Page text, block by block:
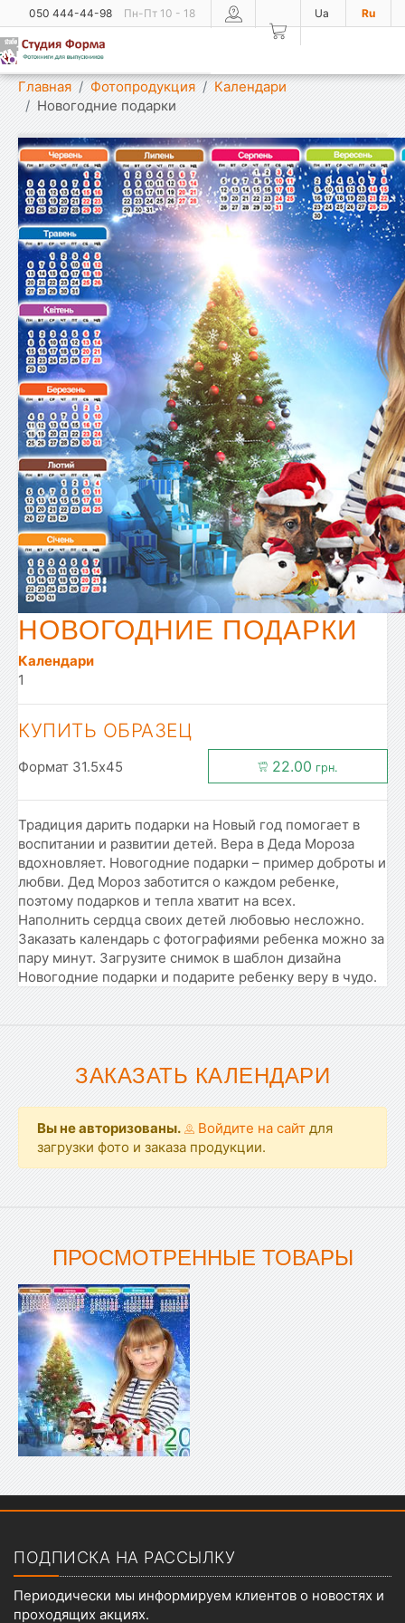
Ua Ru
050 444-44-98 Пн-Пт 10 - 18
Показать меню
Главная Фотопродукция
Календари
Новогодние подарки
НОВОГОДНИЕ ПОДАРКИ
Календари
1
КУПИТЬ ОБРАЗЕЦ
Формат 31.5x45 22.00 грн.
Традиция дарить подарки на Новый год помогает в
воспитании и развитии детей. Вера в Деда Мороза
вдохновляет. Новогодние подарки – пример доброты и
любви. Дед Мороз заботится о каждом ребенке,
поэтому подарков и тепла хватит на всех.
Наполнить сердца своих детей любовью несложно.
Заказать календарь с фотографиями ребенка можно за
пару минут. Загрузите снимок в шаблон дизайна
Новогодние подарки и подарите ребенку веру в чудо.
ЗАКАЗАТЬ КАЛЕНДАРИ
Вы не авторизованы. Войдите на сайт для
загрузки фото и заказа продукции.
ПРОСМОТРЕННЫЕ ТОВАРЫ
ПОДПИСКА НА РАССЫЛКУ
Периодически мы информируем клиентов о новостях и
проходящих акциях.